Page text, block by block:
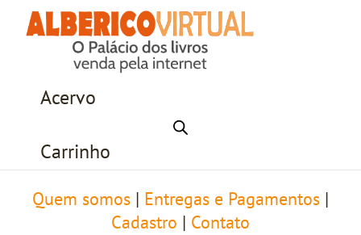
Acervo
Carrinho
Quem somos Entregas e Pagamentos
Cadastro
Contato